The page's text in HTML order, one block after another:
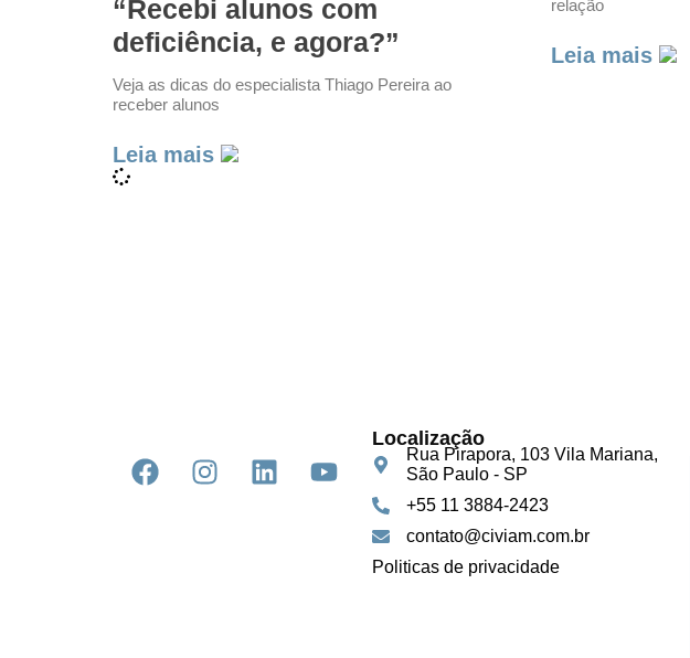
“Recebi alunos com
deficiência, e agora?”
Veja as dicas do especialista Thiago Pereira ao
receber alunos
Leia mais
relação
Leia mais
Localização
Rua Pirapora, 103 Vila Mariana,
São Paulo - SP
+55 11 3884-2423
contato@civiam.com.br
Politicas de privacidade